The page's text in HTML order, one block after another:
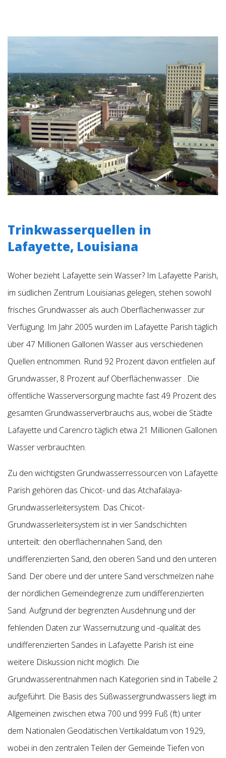
Trinkwasserquellen in
Lafayette, Louisiana
Woher bezieht Lafayette sein Wasser? Im Lafayette Parish,
im südlichen Zentrum Louisianas gelegen, stehen sowohl
frisches Grundwasser als auch Oberflächenwasser zur
Verfügung. Im Jahr 2005 wurden im Lafayette Parish täglich
über 47 Millionen Gallonen Wasser aus verschiedenen
Quellen entnommen. Rund 92 Prozent davon entfielen auf
Grundwasser, 8 Prozent auf Oberflächenwasser . Die
öffentliche Wasserversorgung machte fast 49 Prozent des
gesamten Grundwasserverbrauchs aus, wobei die Städte
Lafayette und Carencro täglich etwa 21 Millionen Gallonen
Wasser verbrauchten.
Zu den wichtigsten Grundwasserressourcen von Lafayette
Parish gehören das Chicot- und das Atchafalaya-
Grundwasserleitersystem. Das Chicot-
Grundwasserleitersystem ist in vier Sandschichten
unterteilt: den oberflächennahen Sand, den
undifferenzierten Sand, den oberen Sand und den unteren
Sand. Der obere und der untere Sand verschmelzen nahe
der nördlichen Gemeindegrenze zum undifferenzierten
Sand. Aufgrund der begrenzten Ausdehnung und der
fehlenden Daten zur Wassernutzung und -qualität des
undifferenzierten Sandes in Lafayette Parish ist eine
weitere Diskussion nicht möglich. Die
Grundwasserentnahmen nach Kategorien sind in Tabelle 2
aufgeführt. Die Basis des Süßwassergrundwassers liegt im
Allgemeinen zwischen etwa 700 und 999 Fuß (ft) unter
dem Nationalen Geodätischen Vertikaldatum von 1929,
wobei in den zentralen Teilen der Gemeinde Tiefen von